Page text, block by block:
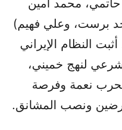
حاتمي، محمد أمين
برست، وعلي فهيم)
النظام الإيراني
لنهج خميني،
نعمة وفرصة
ونصب المشانق.